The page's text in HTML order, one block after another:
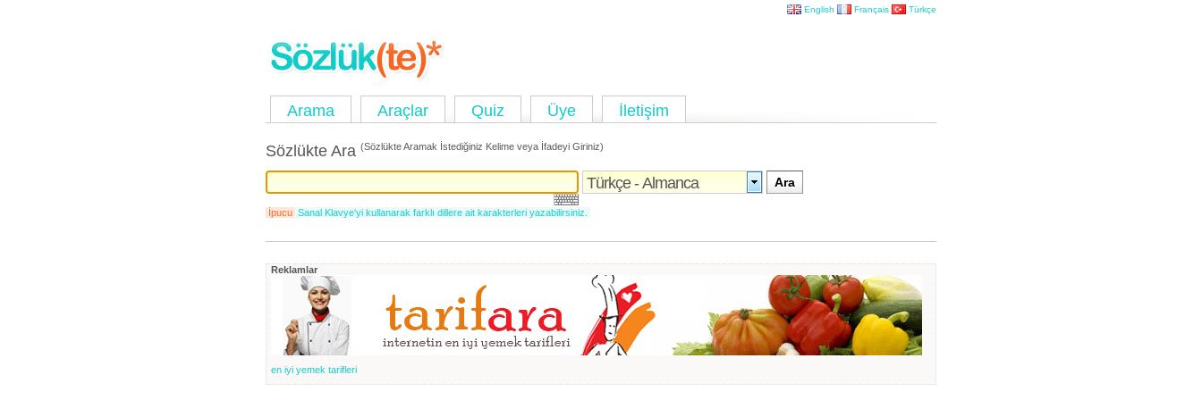
English Français Türkçe
Arama Araçlar Quiz Üye İletişim
Sözlükte Ara (Sözlükte Aramak İstediğiniz Kelime veya İfadeyi Giriniz)
İpucu Sanal Klavye'yi kullanarak farklı dillere ait karakterleri yazabilirsiniz.
Reklamlar
en iyi yemek tarifleri